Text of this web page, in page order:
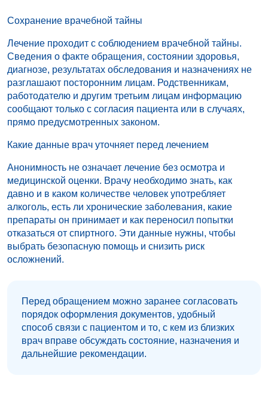
Сохранение врачебной тайны
Лечение проходит с соблюдением врачебной тайны.
Сведения о факте обращения, состоянии здоровья,
диагнозе, результатах обследования и назначениях не
разглашают посторонним лицам. Родственникам,
работодателю и другим третьим лицам информацию
сообщают только с согласия пациента или в случаях,
прямо предусмотренных законом.
Какие данные врач уточняет перед лечением
Анонимность не означает лечение без осмотра и
медицинской оценки. Врачу необходимо знать, как
давно и в каком количестве человек употребляет
алкоголь, есть ли хронические заболевания, какие
препараты он принимает и как переносил попытки
отказаться от спиртного. Эти данные нужны, чтобы
выбрать безопасную помощь и снизить риск
осложнений.
Перед обращением можно заранее согласовать
порядок оформления документов, удобный
способ связи с пациентом и то, с кем из близких
врач вправе обсуждать состояние, назначения и
дальнейшие рекомендации.